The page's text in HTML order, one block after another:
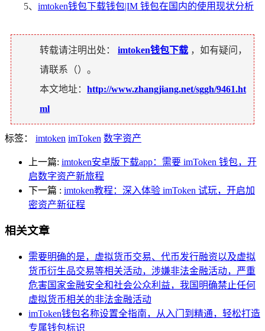
5、 imtoken钱包下载钱包|IM 钱包在国内的使用现状分析
转载请注明出处： imtoken钱包下载 ，如有疑问，
请联系（）。
本文地址： http://www.zhangjiang.net/sggh/9461.ht
ml
标签： imtoken imToken 数字资产
上一篇: imtoken安卓版下载app：需要 imToken 钱包，开
启数字资产新旅程
下一篇 : imtoken教程：深入体验 imToken 试玩，开启加
密资产新征程
相关文章
需要明确的是，虚拟货币交易、代币发行融资以及虚拟
货币衍生品交易等相关活动，涉嫌非法金融活动，严重
危害国家金融安全和社会公众利益，我国明确禁止任何
虚拟货币相关的非法金融活动
imToken钱包名称设置全指南，从入门到精通，轻松打造
专属钱包标识